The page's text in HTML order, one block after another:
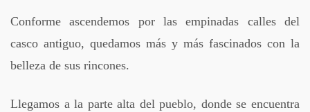
Conforme ascendemos por las empinadas calles del
casco antiguo, quedamos más y más fascinados con la
belleza de sus rincones.
Llegamos a la parte alta del pueblo, donde se encuentra